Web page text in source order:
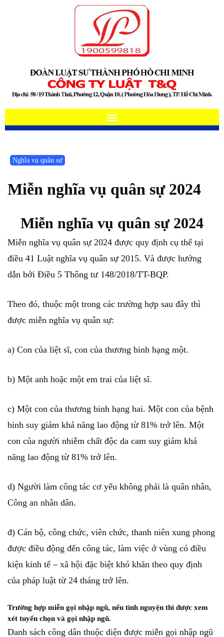
Nghĩa vụ quân sự
Miễn nghĩa vụ quân sự 2024
Miễn nghĩa vụ quân sự 2024
Miễn nghĩa vụ quân sự 2024 được quy định cụ thể tại
điều 41 Luật nghĩa vụ quân sự 2015. Và được hướng
dẫn bởi Điều 5 Thông tư 148/2018/TT-BQP.
Theo đó, thuộc một trong các trường hợp sau đây thì
được miễn nghĩa vụ quân sự:
a) Con của liệt sĩ, con của thương binh hạng một.
b) Một anh hoặc một em trai của liệt sĩ.
c) Một con của thương binh hạng hai. Một con của bệnh
binh suy giảm khả năng lao động từ 81% trở lên. Một
con của người nhiễm chất độc da cam suy giảm khả
năng lao động từ 81% trở lên.
d) Người làm công tác cơ yếu không phải là quân nhân,
Công an nhân dân.
đ) Cán bộ, công chức, viên chức, thanh niên xung phong
được điều động đến công tác, làm việc ở vùng có điều
kiện kinh tế – xã hội đặc biệt khó khăn theo quy định
của pháp luật từ 24 tháng trở lên.
Trường hợp miễn gọi nhập ngũ, nếu tình nguyện thì được xem
xét tuyển chọn và gọi nhập ngũ.
Danh sách công dân thuộc diện được miễn gọi nhập ngũ